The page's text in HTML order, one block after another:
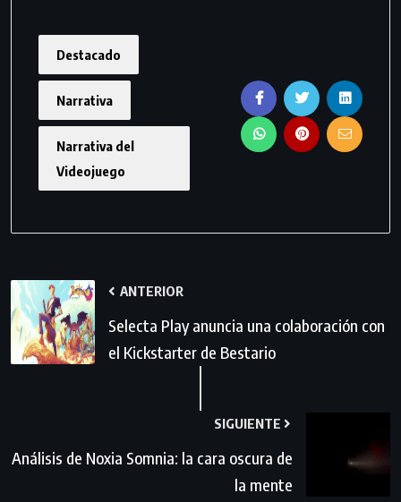
Destacado
Narrativa
Narrativa del
Videojuego
ANTERIOR
Selecta Play anuncia una colaboración con
el Kickstarter de Bestario
SIGUIENTE
Análisis de Noxia Somnia: la cara oscura de
la mente